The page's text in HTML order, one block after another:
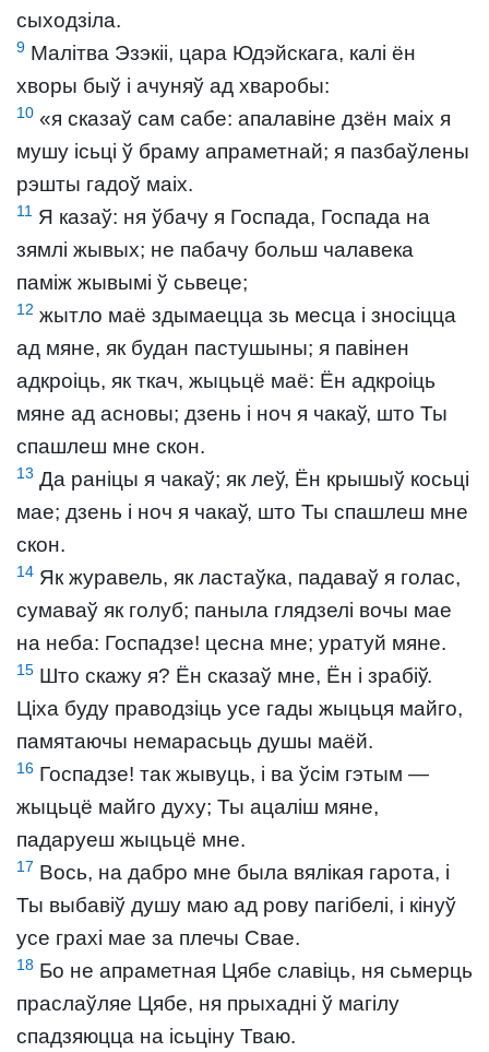
сыходзіла.
9 Малітва Эзэкіі, цара Юдэйскага, калі ён
хворы быў і ачуняў ад хваробы:
10 «я сказаў сам сабе: апалавіне дзён маіх я
мушу ісьці ў браму апраметнай; я пазбаўлены
рэшты гадоў маіх.
11 Я казаў: ня ўбачу я Госпада, Госпада на
зямлі жывых; не пабачу больш чалавека
паміж жывымі ў сьвеце;
12 жытло маё здымаецца зь месца і зносіцца
ад мяне, як будан пастушыны; я павінен
адкроіць, як ткач, жыцьцё маё: Ён адкроіць
мяне ад асновы; дзень і ноч я чакаў, што Ты
спашлеш мне скон.
13 Да раніцы я чакаў; як леў, Ён крышыў косьці
мае; дзень і ноч я чакаў, што Ты спашлеш мне
скон.
14 Як журавель, як ластаўка, падаваў я голас,
сумаваў як голуб; паныла глядзелі вочы мае
на неба: Госпадзе! цесна мне; уратуй мяне.
15 Што скажу я? Ён сказаў мне, Ён і зрабіў.
Ціха буду праводзіць усе гады жыцьця майго,
памятаючы немарасьць душы маёй.
16 Госпадзе! так жывуць, і ва ўсім гэтым —
жыцьцё майго духу; Ты ацаліш мяне,
падаруеш жыцьцё мне.
17 Вось, на дабро мне была вялікая гарота, і
Ты выбавіў душу маю ад рову пагібелі, і кінуў
усе грахі мае за плечы Свае.
18 Бо не апраметная Цябе славіць, ня сьмерць
праслаўляе Цябе, ня прыхадні ў магілу
спадзяюцца на ісьціну Тваю.